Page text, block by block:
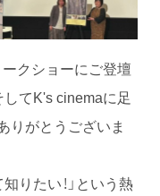
ークショーにご登壇
してK's cinemaに足
りがとうございま
りたい！」という熱